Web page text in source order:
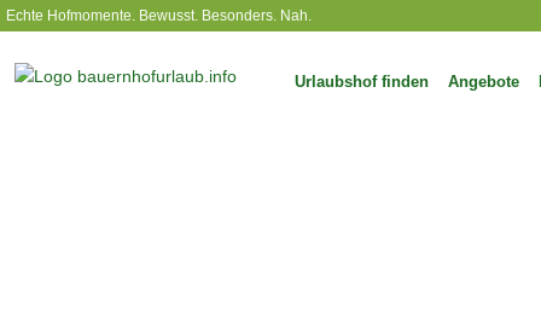
Echte Hofmomente. Bewusst. Besonders. Nah.
Urlaubshof finden Angebote